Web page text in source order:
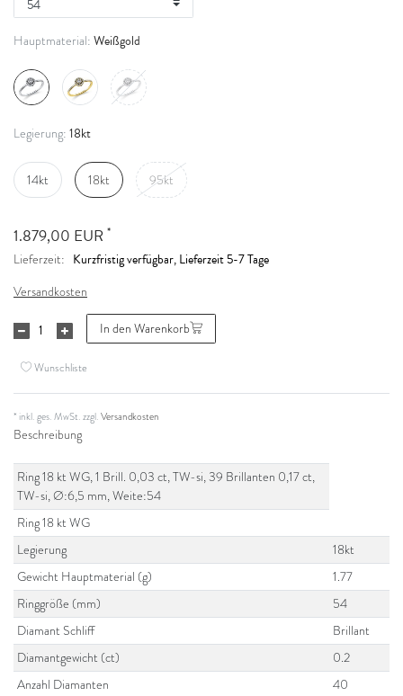
Hauptmaterial: Weißgold
Legierung: 18kt
14kt 18kt 95kt
1.879,00 EUR *
Lieferzeit: Kurzfristig verfügbar, Lieferzeit 5-7 Tage
Versandkosten
In den Warenkorb
Wunschliste
* inkl. ges. MwSt. zzgl.Versandkosten
Beschreibung
Ring 18 kt WG, 1 Brill. 0,03 ct, TW-si, 39 Brillanten 0,17 ct,
TW-si, Ø:6,5 mm, Weite:54
Ring 18 kt WG
Legierung
18kt
Gewicht Hauptmaterial (g)
1.77
Ringgröße (mm)
54
Diamant Schliff
Brillant
Diamantgewicht (ct)
0.2
Anzahl Diamanten
40